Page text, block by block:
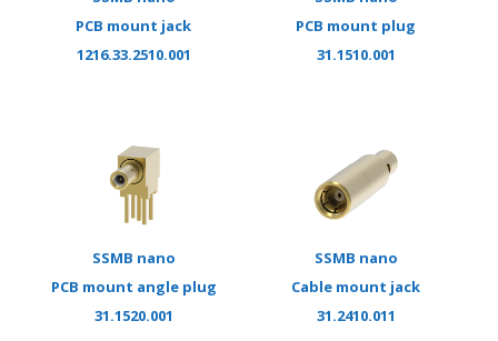
PCB mount jack
1216.33.2510.001
PCB mount plug
31.1510.001
SSMB nano
PCB mount angle plug
31.1520.001
SSMB nano
Cable mount jack
31.2410.011